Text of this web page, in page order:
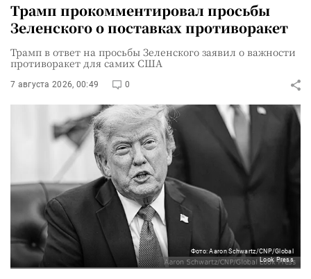
Трамп прокомментировал просьбы
Зеленского о поставках противоракет
Трамп в ответ на просьбы Зеленского заявил о важности
противоракет для самих США
7 августа 2026, 00:49 0
Фото: Aaron Schwartz/CNP/Global
Look Press